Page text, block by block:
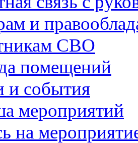
и
СВО
помещений
и события
мероприятий
на